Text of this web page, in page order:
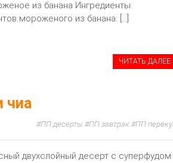
из банана Ингредиенты:
мороженого из банана: […]
ЧИТАТЬ ДАЛЕЕ
чиа
ПП десерты ПП завтрак ПП
двухслойный десерт с суперфудом